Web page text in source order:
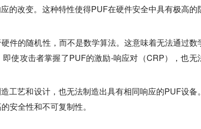
的改变。这种特性使得PUF在硬件安全中具有极高的
件的随机性，而不是数学算法。这意味着无法通过数
使攻击者掌握了PUF的激励-响应对（CRP），也无
工艺和设计，也无法制造出具有相同响应的PUF设备
安全性和不可复制性。